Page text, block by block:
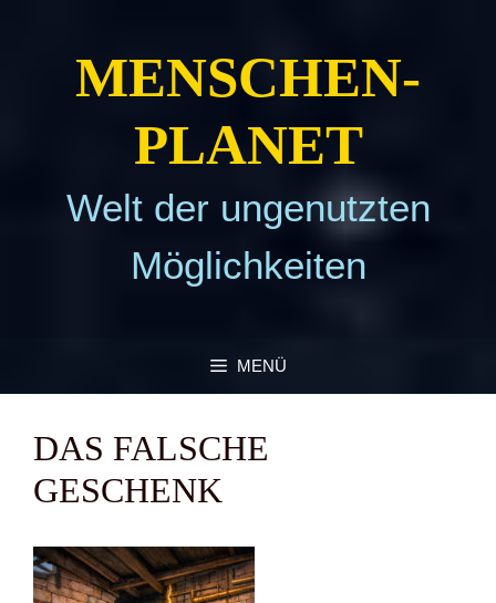
MEN­SCHEN­
PLA­NET
Welt der ungenutzten
Möglichkeiten
MENÜ
DAS FAL­SCHE
GESCHENK